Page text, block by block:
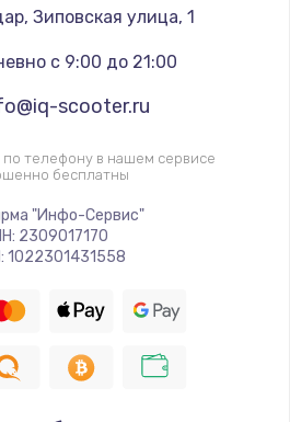
, Зиповская улица, 1
с 9:00 до 21:00
scooter.ru
по телефону в нашем сервисе
бесплатны
"Инфо-Сервис"
2309017170
1022301431558